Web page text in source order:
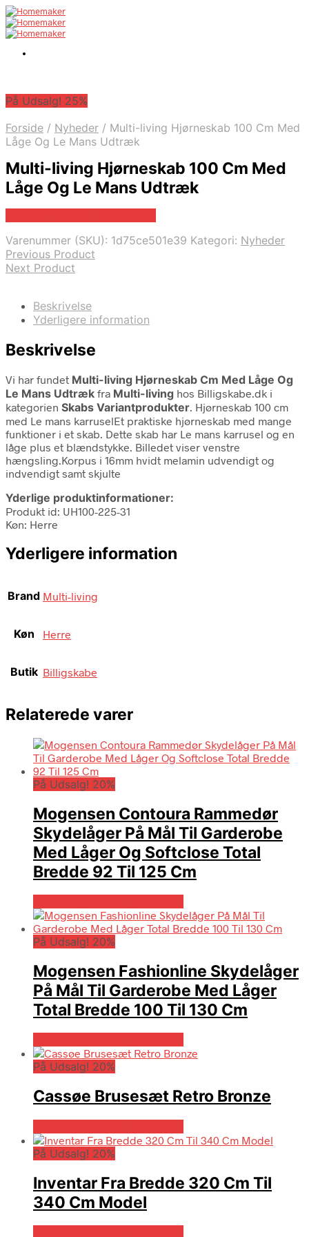
På Udsalg! 25%
Forside / Nyheder / Multi-living Hjørneskab 100 Cm Med
Låge Og Le Mans Udtræk
Multi-living Hjørneskab 100 Cm Med
Låge Og Le Mans Udtræk
Varenummer (SKU): 1d75ce501e39 Kategori: Nyheder
Previous Product
Next Product
Beskrivelse
Yderligere information
Beskrivelse
Vi har fundet Multi-living Hjørneskab Cm Med Låge Og
Le Mans Udtræk fra Multi-living hos Billigskabe.dk i
kategorien Skabs Variantprodukter. Hjørneskab 100 cm
med Le mans karruselEt praktiske hjørneskab med mange
funktioner i et skab. Dette skab har Le mans karrusel og en
låge plus et blændstykke. Billedet viser venstre
hængsling.Korpus i 16mm hvidt melamin udvendigt og
indvendigt samt skjulte
Yderlige produktinformationer:
Produkt id: UH100-225-31
Køn: Herre
Yderligere information
Brand Multi-living
Køn Herre
Butik Billigskabe
Relaterede varer
På Udsalg! 20%
Mogensen Contoura Rammedør
Skydelåger På Mål Til Garderobe
Med Låger Og Softclose Total
Bredde 92 Til 125 Cm
På Udsalg! 20%
Mogensen Fashionline Skydelåger
På Mål Til Garderobe Med Låger
Total Bredde 100 Til 130 Cm
På Udsalg! 20%
Cassøe Brusesæt Retro Bronze
På Udsalg! 20%
Inventar Fra Bredde 320 Cm Til
340 Cm Model